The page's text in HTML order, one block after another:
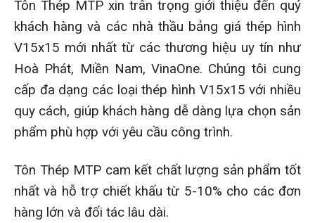
Tôn Thép MTP xin trân trọng giới thiệu đến quý
khách hàng và các nhà thầu bảng giá thép hình
V15x15 mới nhất từ các thương hiệu uy tín như
Hoà Phát, Miền Nam, VinaOne. Chúng tôi cung
cấp đa dạng các loại thép hình V15x15 với nhiều
quy cách, giúp khách hàng dễ dàng lựa chọn sản
phẩm phù hợp với yêu cầu công trình.
Tôn Thép MTP cam kết chất lượng sản phẩm tốt
nhất và hỗ trợ chiết khấu từ 5-10% cho các đơn
hàng lớn và đối tác lâu dài.